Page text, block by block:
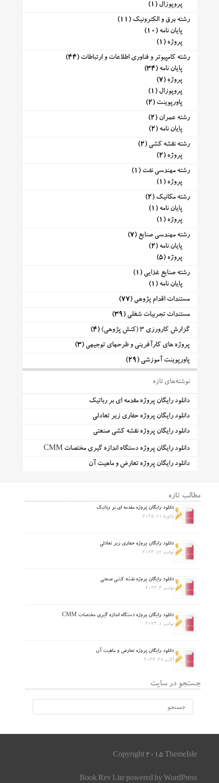
پروپوزال (1)
رشته برق و الکترونیک (11)
پایان نامه (10)
پروژه (1)
رشته کامپیوتر و فناوری اطلاعات و ارتباطات (44)
پایان نامه (34)
پروژه (7)
پروپوزال (1)
پاورپوینت (2)
رشته عمران (2)
پایان نامه (2)
رشته نقشه کشی (2)
پروژه (2)
رشته مهندسی نفت (1)
پروژه (1)
رشته مکانیک (2)
پایان نامه (1)
پروژه (1)
رشته مهندسی صنایع (7)
پایان نامه (2)
پروژه (5)
رشته صنایع غذایی (1)
پایان نامه (1)
مستندات اقدام پژوهی (77)
مستندات تجربیات شغلی (39)
گزارش کارورزی 3 (کنش پژوهی)
(4)
پروژه های کارآفرینی و طرحهای توجیهی (3)
پاورپوینت آموزشی (29)
نوشته‌های تازه
دانلود رایگان پروژه مقدمه ای بر رباتیک
دانلود رایگان پروژه حفاری زیر تعادلی
دانلود رایگان پروژه نقشه کشی صنعتی
دانلود رایگان پروژه دستگاه اندازه گیری مختصات CMM
دانلود رایگان پروژه تعارض و ماهیت آن
مطالب تازه
دانلود رایگان پروژه مقدمه ای بر رباتیک
ژانویه 11, 2025
دانلود رایگان پروژه حفاری زیر تعادلی
نوامبر 12, 2024
دانلود رایگان پروژه نقشه کشی صنعتی
نوامبر 4, 2024
دانلود رایگان پروژه دستگاه اندازه گیری مختصات CMM
نوامبر 1, 2024
دانلود رایگان پروژه تعارض و ماهیت آن
اکتبر 28, 2024
جستجو در سایت
Copyright 2015 ThemeIsle
Book Rev Lite powered by WordPress